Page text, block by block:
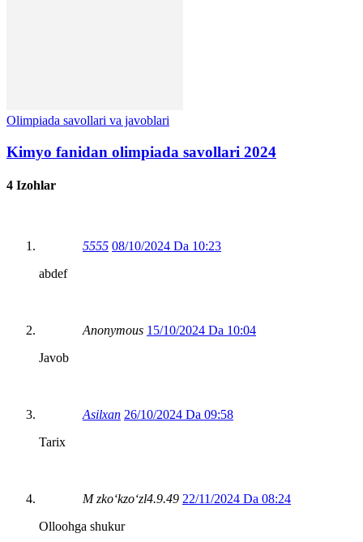
Olimpiada savollari va javoblari
Kimyo fanidan olimpiada savollari 2024
4 Izohlar
5555 08/10/2024 Da 10:23
abdef
Anonymous 15/10/2024 Da 10:04
Javob
Asilxan 26/10/2024 Da 09:58
Tarix
M zko‘kzo‘zl4.9.49 22/11/2024 Da 08:24
Olloohga shukur